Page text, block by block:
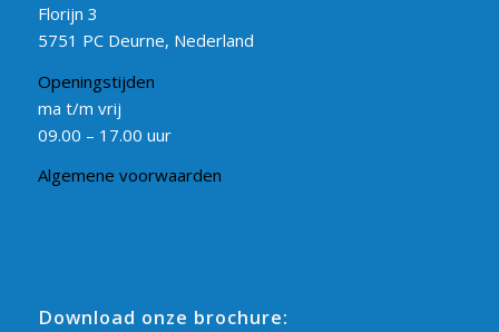
Florijn 3
5751 PC Deurne, Nederland
Openingstijden
ma t/m vrij
09.00 – 17.00 uur
Algemene voorwaarden
Download onze brochure: